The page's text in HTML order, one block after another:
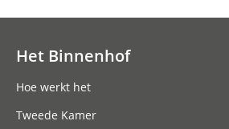
Het Binnenhof
Hoe werkt het
Tweede Kamer